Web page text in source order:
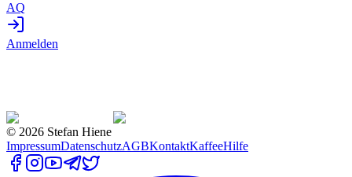
AQ
Anmelden
© 2026 Stefan Hiene
ImpressumDatenschutzAGBKontaktKaffeeHilfe